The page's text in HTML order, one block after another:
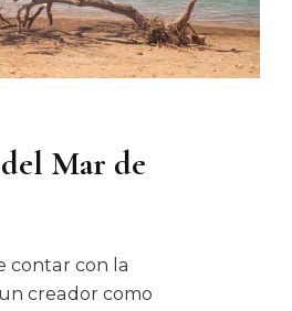
En
La
Mar de
contar con la
creador como